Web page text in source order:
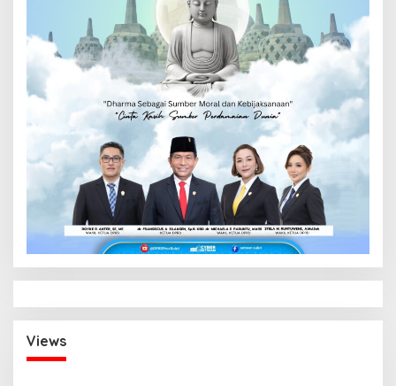
Views